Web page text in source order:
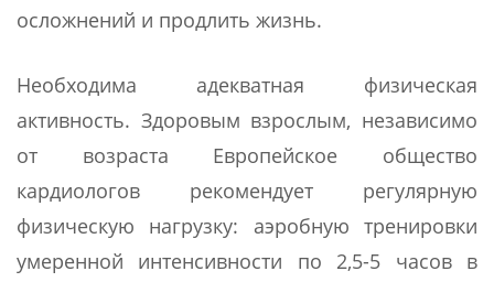
осложнений и продлить жизнь.
Необходима адекватная физическая
активность. Здоровым взрослым, независимо
от возраста Европейское общество
кардиологов рекомендует регулярную
физическую нагрузку: аэробную тренировки
умеренной интенсивности по 2,5-5 часов в